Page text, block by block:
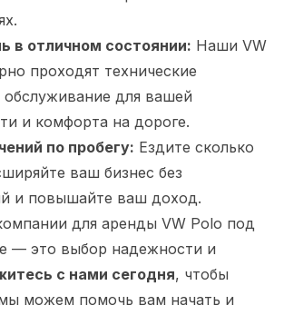
в отличном состоянии: Наши VW
проходят технические
обслуживание для вашей
и комфорта на дороге.
по пробегу: Ездите сколько
ваш бизнес без
и повышайте ваш доход.
для аренды VW Polo под
— это выбор надежности и
с нами сегодня, чтобы
можем помочь вам начать и